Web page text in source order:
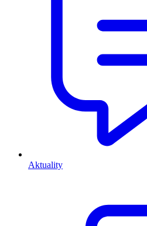
Aktuality